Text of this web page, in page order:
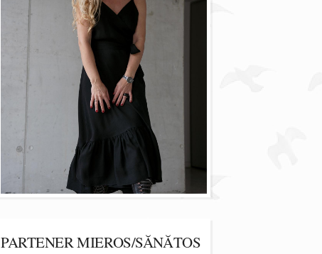
PARTENER MIEROS/SĂNĂTOS